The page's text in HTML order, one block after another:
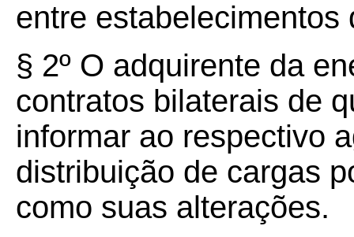
entre estabelecimentos
§ 2º O adquirente da
contratos bilaterais de
informar ao respectivo
distribuição de cargas
como suas alterações.